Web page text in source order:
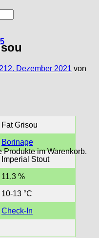
im Warenkorb.
2. Dezember 2021 von
Fat Grisou
Borinage
Imperial Stout
11,3 %
10-13 °C
Check-In